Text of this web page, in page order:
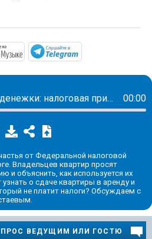
https://music.yandex.ru/
Не прячьте ваши денежки: налоговая пришла за владельцами арендных квартир 00:00
от Федеральной налоговой
Владельцев квартир просят
и объяснить, как используется их
о сдаче квартиры в аренду и
не платит налоги? Обсуждаем с
ВЕДУЩИМ ИЛИ ГОСТЮ